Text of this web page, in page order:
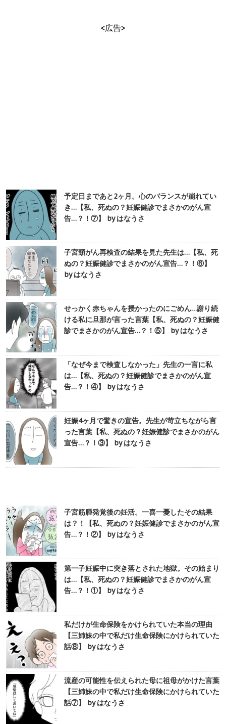
<広告>
予定日まであと2ヶ月。心のバランスが崩れてい
き…【私、死ぬの？妊娠健診でまさかのがん宣
告…？！⑦】 by はなうさ
子宮頸がん再検査の結果を見た先生は…【私、死
ぬの？妊娠健診でまさかのがん宣告…？！⑥】
by はなうさ
せっかく赤ちゃんを授かったのにごめん…謝り続
ける私に旦那が言った言葉【私、死ぬの？妊娠健
診でまさかのがん宣告…？！⑤】 by はなうさ
「なぜ今まで検査しなかった」先生の一言に私
は…【私、死ぬの？妊娠健診でまさかのがん宣
告…？！④】 by はなうさ
妊娠4ヶ月で驚きの宣告。先生が苛立ちながら言
った言葉【私、死ぬの？妊娠健診でまさかのがん
宣告…？！③】 by はなうさ
子宮筋腫発覚後の妊活。一喜一憂したその結果
は？！【私、死ぬの？妊娠健診でまさかのがん宣
告…？！②】 by はなうさ
第一子妊娠中に突き落とされた地獄。その始まり
は…【私、死ぬの？妊娠健診でまさかのがん宣
告…？！①】 by はなうさ
私だけが生命保険をかけられていた本当の理由
【三姉妹の中で私だけ生命保険にかけられていた
話⑧】 by はなうさ
流産の可能性を伝えられた母に祖母がかけた言葉
【三姉妹の中で私だけ生命保険にかけられていた
話⑦】 by はなうさ